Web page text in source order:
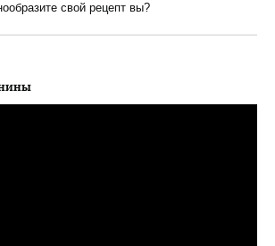
свой рецепт вы?